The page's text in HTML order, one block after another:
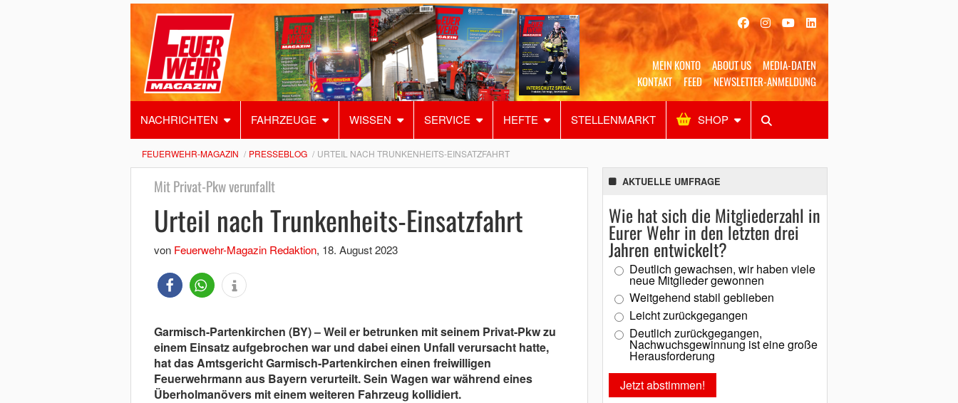
MEIN KONTO ABOUT US
MEDIA-DATEN
KONTAKT
FEED NEWSLETTER-ANMELDUNG
NACHRICHTEN FAHRZEUGE WISSEN SERVICE HEFTE STELLENMARKT SHOP
Alles Shop SUCHEN
FEUERWEHR-MAGAZIN PRESSEBLOG URTEIL NACH TRUNKENHEITS-EINSATZFAHRT
Mit Privat-Pkw verunfallt
Urteil nach Trunkenheits-Einsatzfahrt
von Feuerwehr-Magazin Redaktion, 18. August 2023
Garmisch-Partenkirchen (BY)– Weil er betrunken mit seinem Privat-Pkw zu
einem Einsatz aufgebrochen war und dabei einen Unfall verursacht hatte,
hat das Amtsgericht Garmisch-Partenkirchen einen freiwilligen
Feuerwehrmann aus Bayern verurteilt. Sein Wagen war während eines
Überholmanövers mit einem weiteren Fahrzeug kollidiert.
AKTUELLE UMFRAGE
Wie hat sich die Mitgliederzahl in
Eurer Wehr in den letzten drei
Jahren entwickelt?
Deutlich gewachsen, wir haben viele
neue Mitglieder gewonnen
Weitgehend stabil geblieben
Leicht zurückgegangen
Deutlich zurückgegangen,
Nachwuchsgewinnung ist eine große
Herausforderung